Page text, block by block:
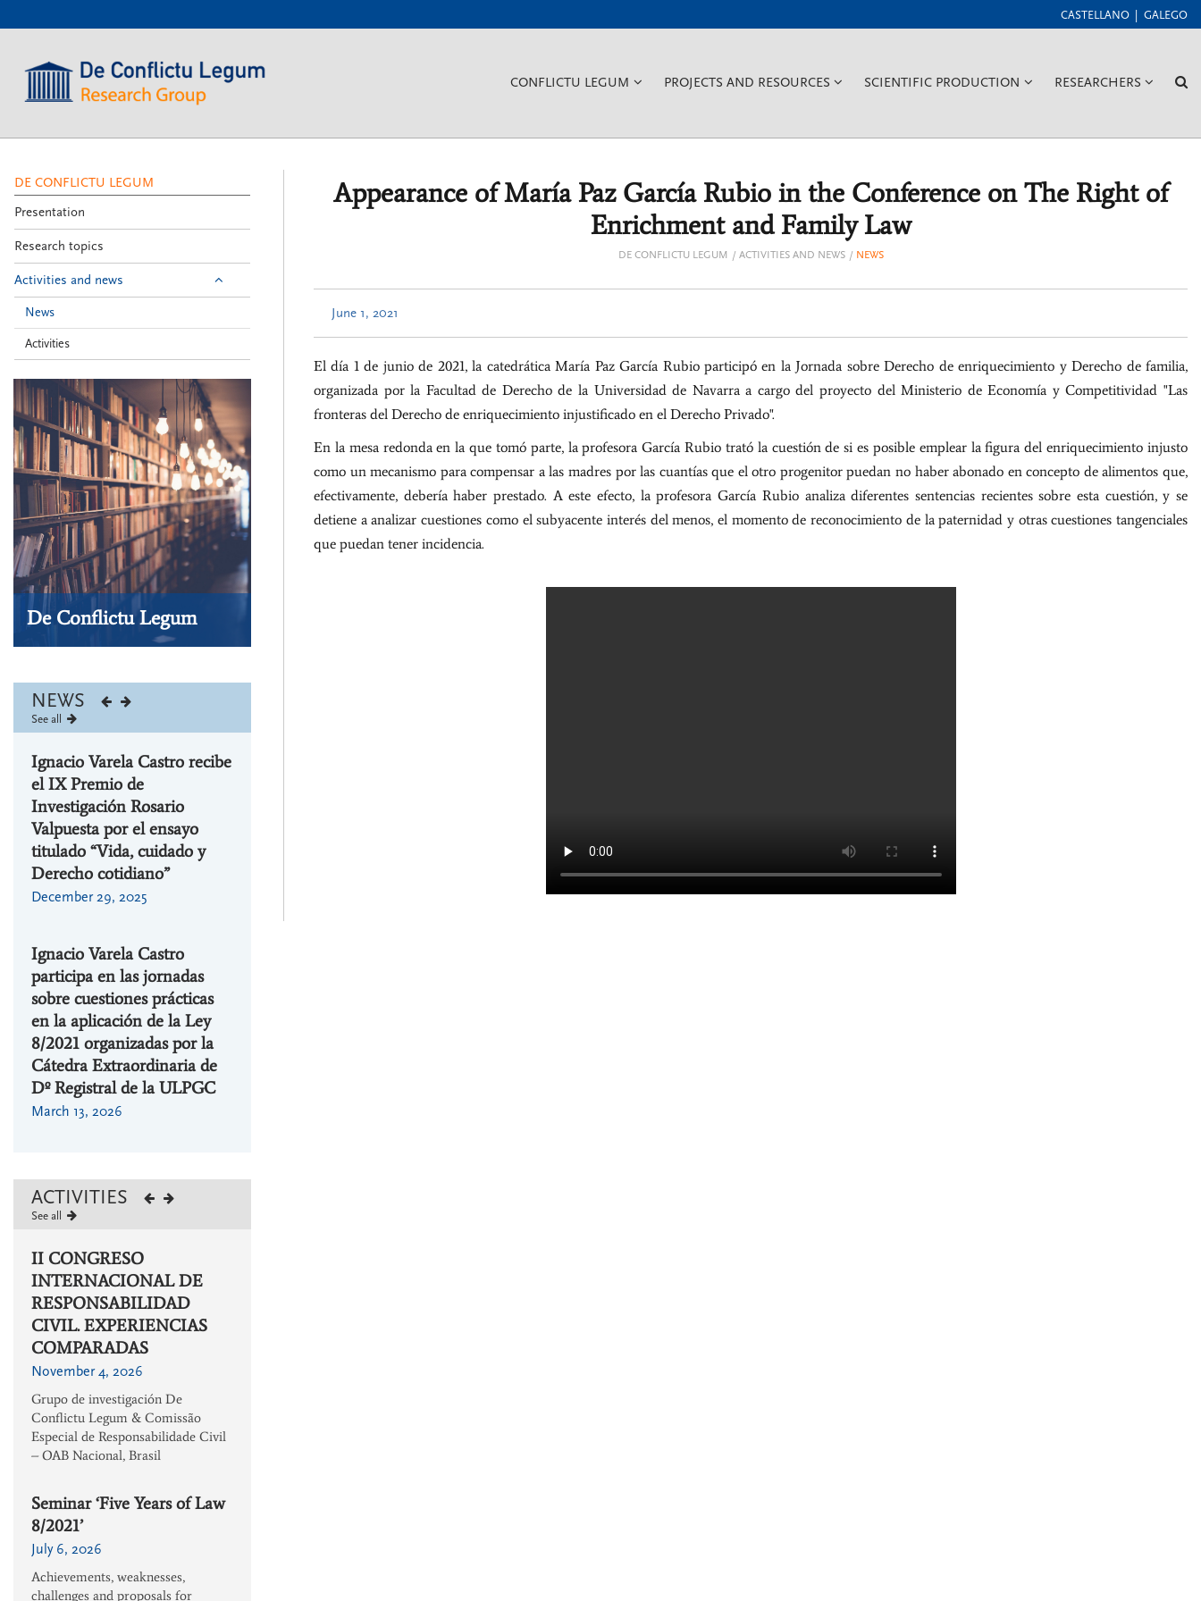
label.access.jump.menu???
CASTELLANO GALEGO
CONFLICTU LEGUM ???
PROJECTS AND RESOURCES???
SCIENTIFIC PRODUCTION ???
RESEARCHERS???
DE CONFLICTU LEGUM
Presentation
Research topics
Activities and news
News
Activities
De
Conflictu
Legum
-
Shop
De Conflictu Legum
NEWS
See all
Ignacio Varela Castro recibe
el IX Premio de
Investigación Rosario
Valpuesta por el ensayo
titulado “Vida, cuidado y
Derecho cotidiano”
December 29, 2025
Ignacio Varela Castro
participa en las jornadas
sobre cuestiones prácticas
en la aplicación de la Ley
8/2021 organizadas por la
Cátedra Extraordinaria de
Dº Registral de la ULPGC
March 13, 2026
ACTIVITIES
See all
II CONGRESO
INTERNACIONAL DE
RESPONSABILIDAD
CIVIL. EXPERIENCIAS
COMPARADAS
November 4, 2026
Grupo de investigación De
Conflictu Legum & Comissão
Especial de Responsabilidade Civil
– OAB Nacional, Brasil
Seminar ‘Five Years of Law
8/2021’
July 6, 2026
Achievements, weaknesses,
challenges and proposals for
Appearance of María Paz García Rubio in the Conference on The Right of
Enrichment and Family Law
DE CONFLICTU LEGUM ACTIVITIES AND NEWS NEWS
June 1, 2021
El día 1 de junio de 2021, la catedrática María Paz García Rubio participó en la Jornada sobre Derecho de enriquecimiento y Derecho de familia,
organizada por la Facultad de Derecho de la Universidad de Navarra a cargo del proyecto del Ministerio de Economía y Competitividad "Las
fronteras del Derecho de enriquecimiento injustificado en el Derecho Privado".
En la mesa redonda en la que tomó parte, la profesora García Rubio trató la cuestión de si es posible emplear la figura del enriquecimiento injusto
como un mecanismo para compensar a las madres por las cuantías que el otro progenitor puedan no haber abonado en concepto de alimentos que,
efectivamente, debería haber prestado. A este efecto, la profesora García Rubio analiza diferentes sentencias recientes sobre esta cuestión, y se
detiene a analizar cuestiones como el subyacente interés del menos, el momento de reconocimiento de la paternidad y otras cuestiones tangenciales
que puedan tener incidencia.